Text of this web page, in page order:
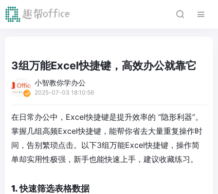
3组万能Excel快捷键，高效办公就靠它
小智教你学办公
2025-07-03 18:10:56
在日常办公中，Excel快捷键是提升效率的 “隐形利器”。
掌握几组高频Excel快捷键，能帮你省去大量重复操作时
间，告别繁琐点击。以下3组万能Excel快捷键，操作简
单却实用性极强，新手也能快速上手，建议收藏练习。
1. 快速筛选表格数据